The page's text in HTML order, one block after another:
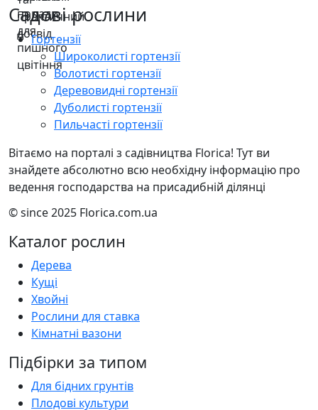
Садові рослини
Гортензії
Широколисті гортензії
Волотисті гортензії
Деревовидні гортензії
Дуболисті гортензії
Пильчасті гортензії
Вітаємо на порталі з садівництва Florica! Тут ви
знайдете абсолютно всю необхідну інформацію про
ведення господарства на присадибній ділянці
© since 2025 Florica.com.ua
Каталог рослин
Дерева
Кущі
Хвойні
Рослини для ставка
Кімнатні вазони
Підбірки за типом
Для бідних грунтів
Плодові культури